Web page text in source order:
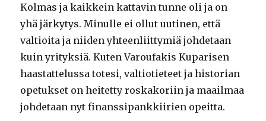
Kolmas ja kaikkein kattavin tunne oli ja on
yhä järkytys. Minulle ei ollut uutinen, että
valtioita ja niiden yhteenliittymiä johdetaan
kuin yrityksiä. Kuten Varoufakis Kuparisen
haastattelussa totesi, valtiotieteet ja historian
opetukset on heitetty roskakoriin ja maailmaa
johdetaan nyt finanssipankkiirien opeitta.